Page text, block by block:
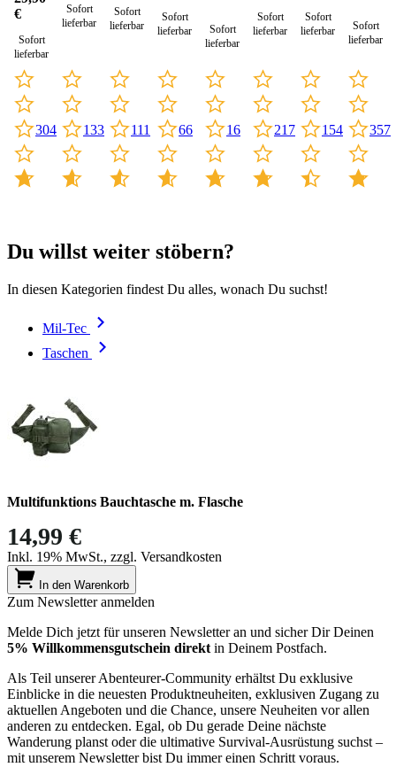
€
Sofort
lieferbar
304
Sofort
lieferbar
133
Sofort
lieferbar
111
Sofort
lieferbar
66
Sofort
lieferbar
16
Sofort
lieferbar
217
Sofort
lieferbar
154
Sofort
lieferbar
357
Du willst weiter stöbern?
In diesen Kategorien findest Du alles, wonach Du suchst!
Mil-Tec
Taschen
Multifunktions Bauchtasche m. Flasche
14,99 €
Inkl. 19% MwSt., zzgl. Versandkosten
In den Warenkorb
Zum Newsletter anmelden
Melde Dich jetzt für unseren Newsletter an und sicher Dir Deinen
5% Willkommensgutschein direkt in Deinem Postfach.
Als Teil unserer Abenteurer-Community erhältst Du exklusive
Einblicke in die neuesten Produktneuheiten, exklusiven Zugang zu
aktuellen Angeboten und die Chance, unsere Neuheiten vor allen
anderen zu entdecken. Egal, ob Du gerade Deine nächste
Wanderung planst oder die ultimative Survival-Ausrüstung suchst –
mit unserem Newsletter bist Du immer einen Schritt voraus.